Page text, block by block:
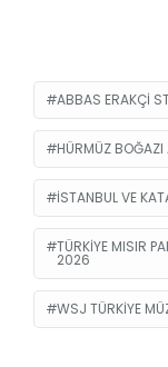
ABBAS ERAKÇI
HÜRMÜZ BOĞAZI
ISTANBUL VE
TÜRKIYE MISIR
2026
WSJ TÜRKIYE